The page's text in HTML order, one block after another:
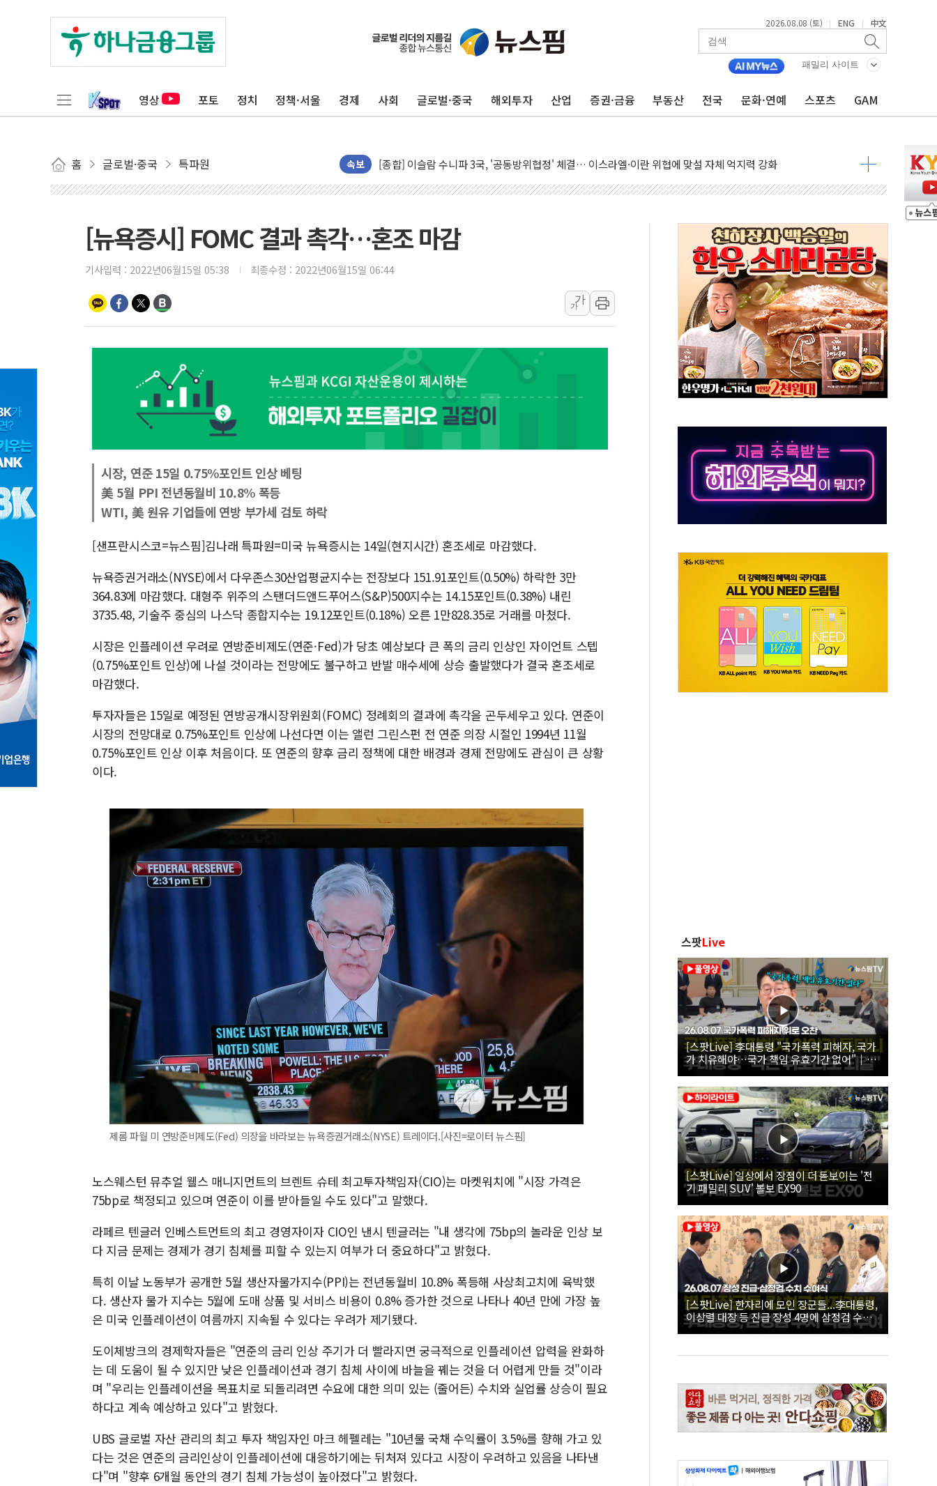
2026.08.08 (토) | ENG | 中文
패밀리 사이트
영상 포토 정치 정책·서울 경제 사회 글로벌·중국 해외투자 산업 증권·금융 부동산 전국 문화·연예 스포츠 GAM
홈 글로벌·중국 특파원 속보
유럽증시, 美 고용 예상 밖 부진에 연준 금리 인상 가능성 낮아지며 상승… STOXX 600 지수는 나흘 연속 최고치
트럼프, 백신·자폐증 행정명령 검토…"이르면 다음 주"
美 항소법원, 백악관 무도회장 공사 중단 명령…트럼프 제동
美 고용 쇼크에 엔화 장중 급등…시장은 "또 개입했나" 촉각
[AI MY 뉴스] 뉴욕 반도체주 프리뷰...美 고용 쇼크에 반도체주 '활짝'
뉴욕증시 프리뷰, 美 고용 쇼크에 금리 인상 우려 후퇴…나스닥 선물 1%대 상승
[종합] 美 7월 고용 2만3000명 감소 '쇼크'…9월 금리 인상 기대 후퇴
[사진] 이슬람 수니파 3개국, 공동방위협정 체결
뉴욕증시 개장 전 특징주...아틀라시안·클라우드플레어·태양광주↑ VS 트레이드데스크·웬디스↓
보훈부, 미 DPAA와 MOU… "6·25 미군 실종자 7359명 끝까지 찾겠다"
트럼프 "금리 내려야"…파월 때와 달리 워시엔 톤 낮춰
특정 정치인 측근 포항시 정책특보 내정설...포항시 '시끌'
李 "해남 태양광, 대한민국 다음 100년 밑거름…수도권 집중 완화 전환점"
李 대통령, '6시간 마라톤 부동산 2차 회의' 주재… "전폭적 공급 확대·속도전 총력"
[뉴욕증시] FOMC 결과 촉각…혼조 마감
기사입력 : 2022년06월15일 05:38 최종수정 : 2022년06월15일 06:44
가
가
시장, 연준 15일 0.75%포인트 인상 베팅
美 5월 PPI 전년동월비 10.8% 폭등
WTI, 美 원유 기업들에 연방 부가세 검토 하락
[샌프란시스코=뉴스핌]김나래 특파원=미국 뉴욕증시는 14일(현지시간) 혼조세로 마감했다.
뉴욕증권거래소(NYSE)에서 다우존스30산업평균지수는 전장보다 151.91포인트(0.50%) 하락한 3만
364.83에 마감했다. 대형주 위주의 스탠더드앤드푸어스(S&P)500지수는 14.15포인트(0.38%) 내린
3735.48, 기술주 중심의 나스닥 종합지수는 19.12포인트(0.18%) 오른 1만828.35로 거래를 마쳤다.
시장은 인플레이션 우려로 연방준비제도(연준·Fed)가 당초 예상보다 큰 폭의 금리 인상인 자이언트 스텝
(0.75%포인트 인상)에 나설 것이라는 전망에도 불구하고 반발 매수세에 상승 출발했다가 결국 혼조세로
마감했다.
투자자들은 15일로 예정된 연방공개시장위원회(FOMC) 정례회의 결과에 촉각을 곤두세우고 있다. 연준이
시장의 전망대로 0.75%포인트 인상에 나선다면 이는 앨런 그린스펀 전 연준 의장 시절인 1994년 11월
0.75%포인트 인상 이후 처음이다. 또 연준의 향후 금리 정책에 대한 배경과 경제 전망에도 관심이 큰 상황
이다.
제롬 파월 미 연방준비제도(Fed) 의장을 바라보는 뉴욕증권거래소(NYSE) 트레이더.[사진=로이터 뉴스핌]
노스웨스턴 뮤추얼 웰스 매니지먼트의 브렌트 슈테 최고투자책임자(CIO)는 마켓워치에 "시장 가격은
75bp로 책정되고 있으며 연준이 이를 받아들일 수도 있다"고 말했다.
라페르 텐글러 인베스트먼트의 최고 경영자이자 CIO인 낸시 텐글러는 "내 생각에 75bp의 놀라운 인상 보
다 지금 문제는 경제가 경기 침체를 피할 수 있는지 여부가 더 중요하다"고 밝혔다.
특히 이날 노동부가 공개한 5월 생산자물가지수(PPI)는 전년동월비 10.8% 폭등해 사상최고치에 육박했
다. 생산자 물가 지수는 5월에 도매 상품 및 서비스 비용이 0.8% 증가한 것으로 나타나 40년 만에 가장 높
은 미국 인플레이션이 여름까지 지속될 수 있다는 우려가 제기됐다.
도이체방크의 경제학자들은 "연준의 금리 인상 주기가 더 빨라지면 궁극적으로 인플레이션 압력을 완화하
는 데 도움이 될 수 있지만 낮은 인플레이션과 경기 침체 사이에 바늘을 꿰는 것을 더 어렵게 만들 것"이라
며 "우리는 인플레이션을 목표치로 되돌리려면 수요에 대한 의미 있는 (줄어든) 수치와 실업률 상승이 필요
하다고 계속 예상하고 있다"고 밝혔다.
UBS 글로벌 자산 관리의 최고 투자 책임자인 마크 헤펠레는 "10년물 국채 수익률이 3.5%를 향해 가고 있
다는 것은 연준의 금리인상이 인플레이션에 대응하기에는 뒤처져 있다고 시장이 우려하고 있음을 나타낸
다"며 "향후 6개월 동안의 경기 침체 가능성이 높아졌다"고 밝혔다.
스팟Live
[스팟Live] 李대통령 "국가폭력 피해자, 국가
가 치유해야…국가 책임 유효기간 없어"｜
26.08.07 국가폭력 피해자 위로 오찬
[스팟Live] 일상에서 장점이 더 돋보이는 '전
기 패밀리 SUV' 볼보 EX90
[스팟Live] 한자리에 모인 장군들...李대통령,
이상렬 대장 등 진급 장성 4명에 삼정검 수치
직접 수여｜26.08.07 장성 진급·삼정검 수치